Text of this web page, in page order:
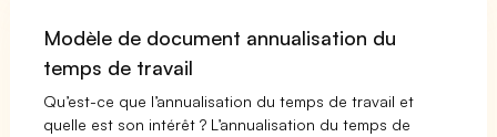
Modèle de document annualisation du
temps de travail
Qu’est-ce que l’annualisation du temps de travail et
quelle est son intérêt ? L’annualisation du temps de